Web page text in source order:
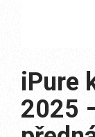
iPure
2025